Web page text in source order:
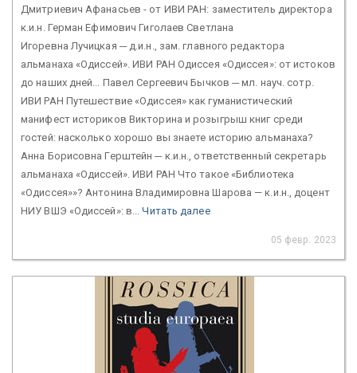
Дмитриевич Афанасьев - от ИВИ РАН: заместитель директора
к.и.н. Герман Ефимович Гиголаев Светлана
Игоревна Лучицкая ─ д.и.н., зам. главного редактора
альманаха «Одиссей». ИВИ РАН Одиссея «Одиссея»: от истоков
до наших дней... Павел Сергеевич Бычков ─ мл. науч. сотр.
ИВИ РАН Путешествие «Одиссея» как гуманистический
манифест историков Викторина и розыгрыш книг среди
гостей: насколько хорошо вы знаете историю альманаха?
Анна Борисовна Герштейн ─ к.и.н., ответственный секретарь
альманаха «Одиссей». ИВИ РАН Что такое «Библиотека
«Одиссея»»? Антонина Владимировна Шарова — к.и.н., доцент
НИУ ВШЭ «Одиссей»: в...Читать далее
05 февр. 2023